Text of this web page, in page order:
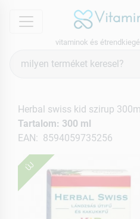
menu
vitaminok és
keresés
ÚJ
Herbal swiss kid szirup
Tartalom: 300 ml
EAN: 8594059735256